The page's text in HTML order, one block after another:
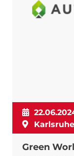
Karlsruhe
Green